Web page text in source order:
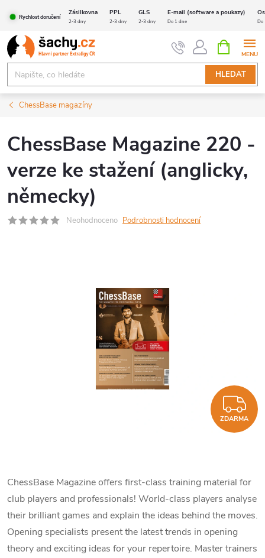
obsah
Rychlost doručení
Zásilkovna PPL GLS E-mail (software a poukazy)
2-3 dny 2-3 dny 2-3 dny Do 1 dne Do
HLEDAT
NÁKUPNÍ
KOŠÍK
ChessBase magazíny
ChessBase Magazine 220 -
verze ke stažení (anglicky,
německy)
Neohodnoceno Podrobnosti hodnocení
ZDARMA
ChessBase Magazine offers first-class training material for
club players and professionals! World-class players analyse
their brilliant games and explain the ideas behind the moves.
Opening specialists present the latest trends in opening
theory and exciting ideas for your repertoire. Master trainers